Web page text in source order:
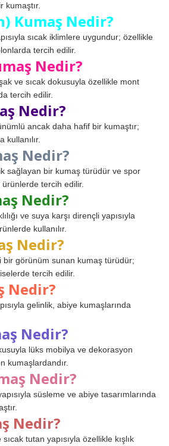
kumaştır.
Kumaş Nedir?
sıcak iklimlere uygundur; özellikle
tercih edilir.
Nedir?
ve sıcak dokusuyla özellikle mont
tercih edilir.
Nedir?
ancak daha hafif bir kumaştır;
kullanılır.
Nedir?
sağlayan bir kumaş türüdür ve spor
tercih edilir.
Nedir?
ve suya karşı dirençli yapısıyla
kullanılır.
Nedir?
bir görünüm sunan kumaş türüdür;
tercih edilir.
Nedir?
gelinlik, abiye kumaşlarında
Nedir?
lüks mobilya ve dekorasyon
kumaşlardandır.
Nedir?
süsleme ve abiye tasarımlarında
Nedir?
tutan yapısıyla özellikle kışlık